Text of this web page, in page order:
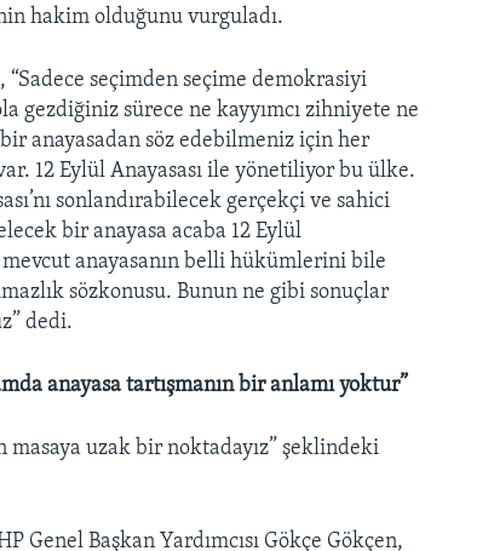
hakim olduğunu vurguladı.
“Sadece seçimden seçime demokrasiyi
gezdiğiniz sürece ne kayyımcı zihniyete ne
anayasadan söz edebilmeniz için her
12 Eylül Anayasası ile yönetiliyor bu ülke.
sonlandırabilecek gerçekçi ve sahici
bir anayasa acaba 12 Eylül
mevcut anayasanın belli hükümlerini bile
sözkonusu. Bunun ne gibi sonuçlar
dedi.
anayasa tartışmanın bir anlamı yoktur”
uzak bir noktadayız” şeklindeki
Genel Başkan Yardımcısı Gökçe Gökçen,